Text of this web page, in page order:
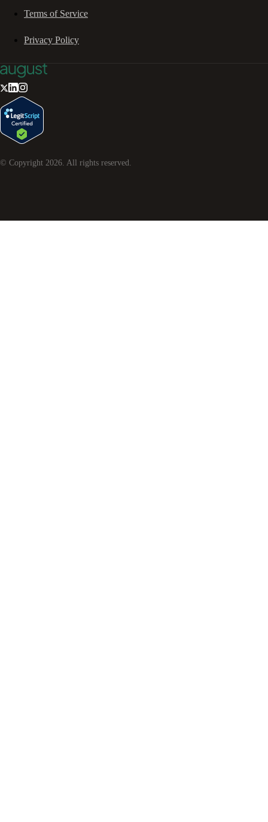
Terms of Service
Privacy Policy
© Copyright 2026. All rights reserved.